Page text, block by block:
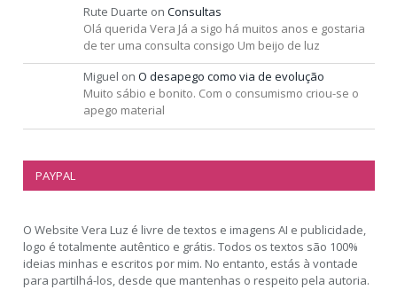
Rute Duarte on Consultas
Olá querida Vera Já a sigo há muitos anos e gostaria
de ter uma consulta consigo Um beijo de luz
Miguel on O desapego como via de evolução
Muito sábio e bonito. Com o consumismo criou-se o
apego material
PAYPAL
O Website Vera Luz é livre de textos e imagens AI e publicidade,
logo é totalmente autêntico e grátis. Todos os textos são 100%
ideias minhas e escritos por mim. No entanto, estás à vontade
para partilhá-los, desde que mantenhas o respeito pela autoria.